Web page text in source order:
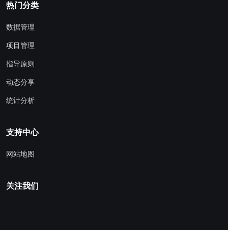
热门分类
数据管理
项目管理
指导原则
动态分享
统计分析
支持中心
网站地图
关注我们